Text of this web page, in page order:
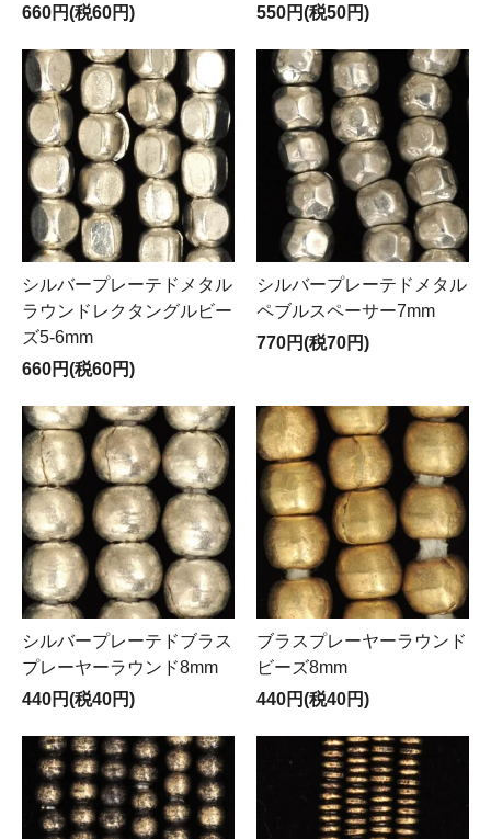
660円(税60円)
550円(税50円)
シルバープレーテドメタル
ラウンドレクタングルビー
ズ5-6mm
660円(税60円)
シルバープレーテドメタル
ペブルスペーサー7mm
770円(税70円)
シルバープレーテドブラス
プレーヤーラウンド8mm
440円(税40円)
ブラスプレーヤーラウンド
ビーズ8mm
440円(税40円)